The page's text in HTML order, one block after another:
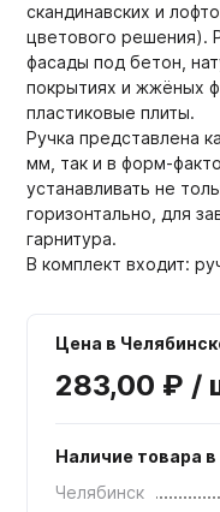
скандинавских и
цветового решения).
фасады под бетон,
покрытиях и жжёных
пластиковые плиты.
Ручка представлена
мм, так и в форм-
устанавливать не
горизонтально, для
гарнитура.
В комплект входит:
Цена в
283,00 ₽ /
Наличие товара
Челябинск